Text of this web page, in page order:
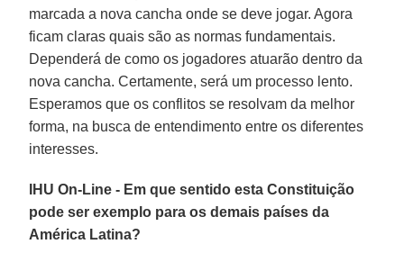
marcada a nova cancha onde se deve jogar. Agora
ficam claras quais são as normas fundamentais.
Dependerá de como os jogadores atuarão dentro da
nova cancha. Certamente, será um processo lento.
Esperamos que os conflitos se resolvam da melhor
forma, na busca de entendimento entre os diferentes
interesses.
IHU On-Line - Em que sentido esta Constituição
pode ser exemplo para os demais países da
América Latina?